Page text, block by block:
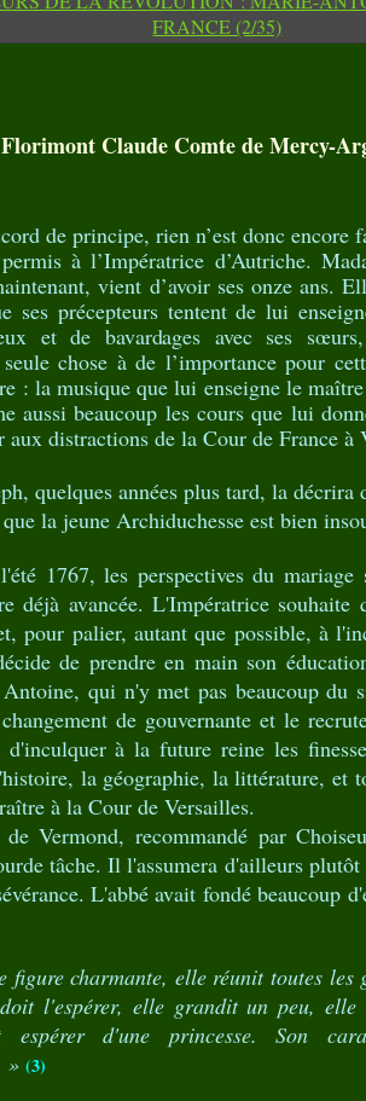
Florimont Claude Comte de Mercy-
de principe, rien n’est donc encore
à l’Impératrice d’Autriche.
vient d’avoir ses onze ans.
ses précepteurs tentent de lui
et de bavardages avec ses
chose à de l’importance pour
: la musique que lui enseigne le
aussi beaucoup les cours que lui
aux distractions de la Cour de France à
quelques années plus tard, la décrira
la jeune Archiduchesse est bien
1767, les perspectives du mariage
déjà avancée. L'Impératrice souhaite
pour palier, autant que possible, à
de prendre en main son
Antoine, qui n'y met pas beaucoup
de gouvernante et le
d'inculquer à la future reine les
la géographie, la littérature, et
à la Cour de Versailles.
Vermond, recommandé par
tâche. Il l'assumera d'ailleurs
L'abbé avait fondé beaucoup
figure charmante, elle réunit toutes les
l'espérer, elle grandit un peu, elle
espérer d'une princesse. Son
» (3)